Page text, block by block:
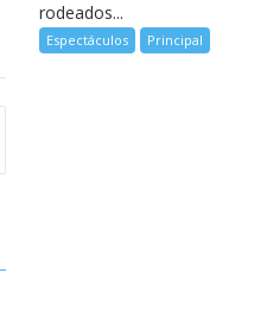
rodeados...
Espectáculos Principal